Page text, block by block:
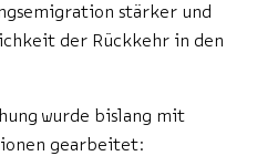
stärker und
der Rückkehr in den
wurde bislang mit
gearbeitet: